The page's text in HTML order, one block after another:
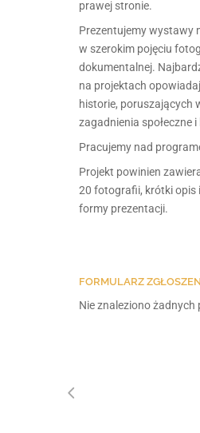
prawej stronie.
Prezentujemy wystawy
w szerokim pojęciu
dokumentalnej.
na projektach
historie, poruszających
zagadnienia społeczne
Pracujemy nad
Projekt powinien
20 fotografii, krótki opis
formy prezentacji.
FORMULARZ
Nie znaleziono żadnych